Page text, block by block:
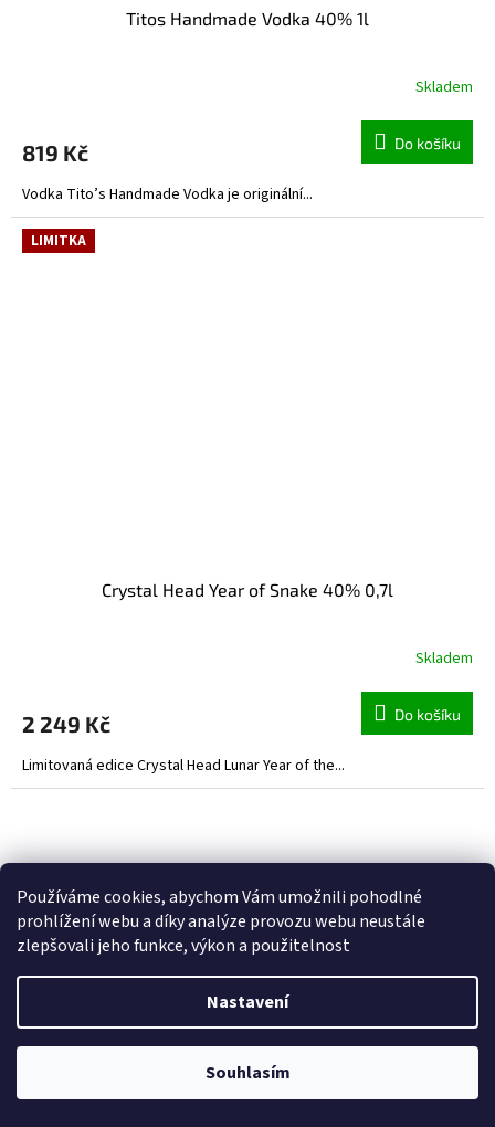
Používáme cookies, abychom Vám umožnili pohodlné
prohlížení webu a díky analýze provozu webu neustále
zlepšovali jeho funkce, výkon a použitelnost
Nastavení
Souhlasím
Titos Handmade Vodka 40% 1l
Skladem
819 Kč Do košíku
Vodka Tito’s Handmade Vodka je originální...
LIMITKA
Crystal Head Year of Snake 40% 0,7l
Skladem
2 249 Kč Do košíku
Limitovaná edice Crystal Head Lunar Year of the...
–2 %